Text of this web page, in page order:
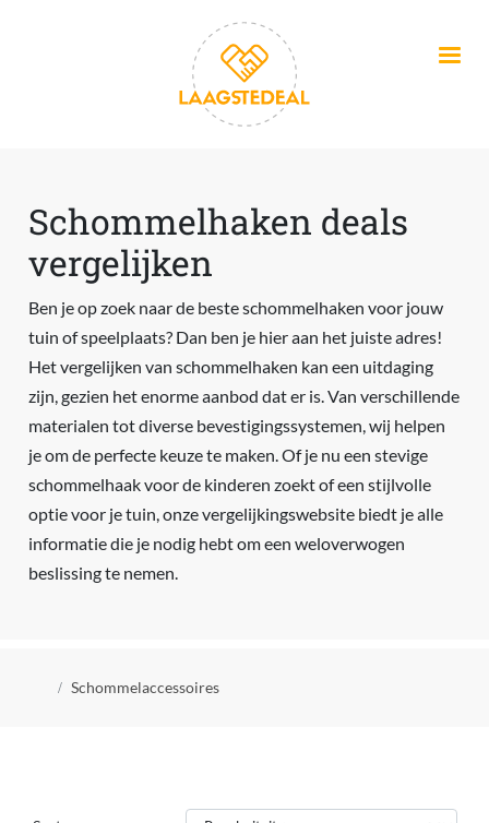
Schommelhaken deals
vergelijken
Ben je op zoek naar de beste schommelhaken voor jouw
tuin of speelplaats? Dan ben je hier aan het juiste adres!
Het vergelijken van schommelhaken kan een uitdaging
zijn, gezien het enorme aanbod dat er is. Van verschillende
materialen tot diverse bevestigingssystemen, wij helpen
je om de perfecte keuze te maken. Of je nu een stevige
schommelhaak voor de kinderen zoekt of een stijlvolle
optie voor je tuin, onze vergelijkingswebsite biedt je alle
informatie die je nodig hebt om een weloverwogen
beslissing te nemen.
Kruimelpad
Schommelaccessoires